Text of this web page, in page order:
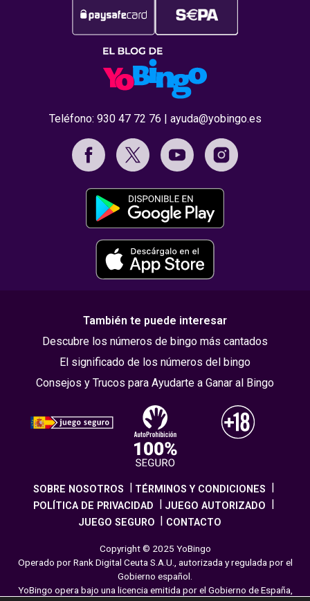
Teléfono: 930 47 72 76 | ayuda@yobingo.es
También te puede interesar
Descubre los números de bingo más cantados
El significado de los números del bingo
Consejos y Trucos para Ayudarte a Ganar al Bingo
SOBRE NOSOTROS
TÉRMINOS Y CONDICIONES
POLÍTICA DE PRIVACIDAD
JUEGO AUTORIZADO
JUEGO SEGURO
CONTACTO
Copyright © 2025 YoBingo
Operado por Rank Digital Ceuta S.A.U., autorizada y regulada por el
Gobierno español.
YoBingo opera bajo una licencia emitida por el Gobierno de España,